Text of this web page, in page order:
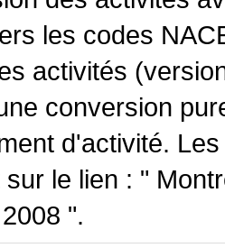
les codes
activités
conversion
d'activité.
sur le lien : "
".